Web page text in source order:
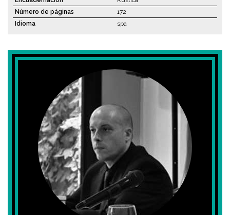
Número de páginas
172
Idioma
spa